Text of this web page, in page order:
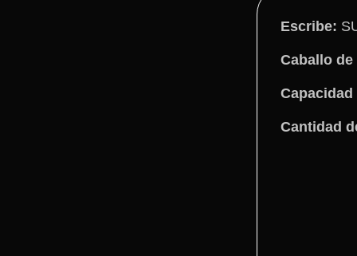
Escribe:
Caballo de
Cantidad